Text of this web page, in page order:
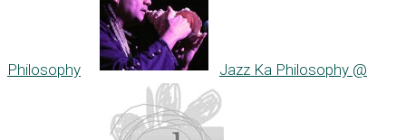
Philosophy Jazz Ka Philosophy @